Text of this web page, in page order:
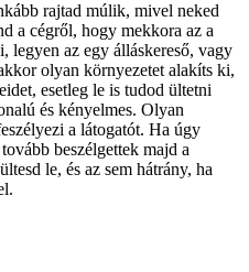
rajtad múlik, mivel neked
a cégről, hogy mekkora az a
legyen az egy álláskereső, vagy
olyan környezetet alakíts ki,
esetleg le is tudod ültetni
és kényelmes. Olyan
a látogatót. Ha úgy
beszélgettek majd a
le, és az sem hátrány, ha